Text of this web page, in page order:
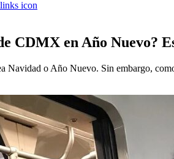
CDMX en Año Nuevo?
Navidad o Año Nuevo. Sin embargo,